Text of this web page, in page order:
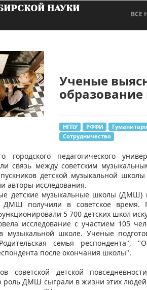
НАУКИ
ВСЕ
Ученые
образование
НГПУ РФФИ
Сотрудничество
городского педагогического
связь между советским
детской музыкальной
авторы исследования.
детские музыкальные школы (ДМШ)
ДМШ получили в советское
5 700 детских школ
исследование с участием 105
музыкальной школе. Ученые
семья респондента",
после окончания школы".
советской детской
роль ДМШ сыграли в жизни этих